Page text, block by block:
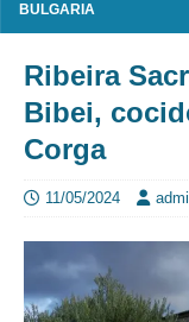
BULGARIA
Ribeira
Bibei,
Corga
11/05/2024